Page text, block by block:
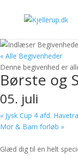
« Alle Begivenheder
Denne begivenhed er
Børste og
05. juli
« Jysk Cup 4 afd.
Mor & Barn forløb »
Glæd dig til en helt